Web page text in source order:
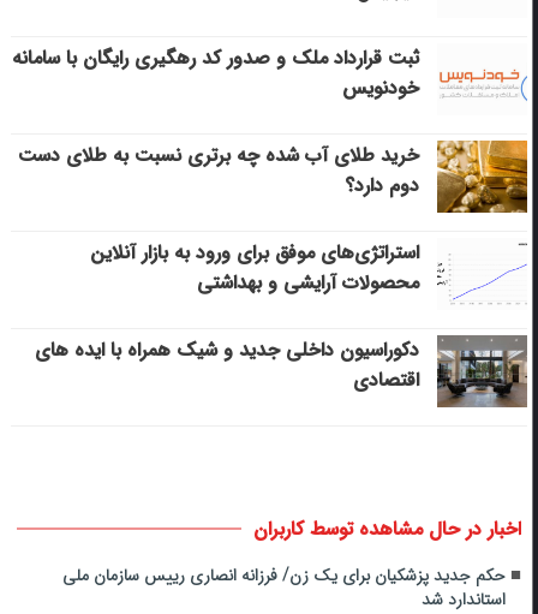
ثبت قرارداد ملک و صدور کد رهگیری رایگان با سامانه
خودنویس
خرید طلای آب شده چه برتری نسبت به طلای دست
دوم دارد؟
استراتژی‌های موفق برای ورود به بازار آنلاین
محصولات آرایشی و بهداشتی
دکوراسیون داخلی جدید و شیک همراه با ایده های
اقتصادی
اخبار در حال مشاهده توسط کاربران
حکم جدید پزشکیان برای یک زن/ فرزانه انصاری رییس سازمان ملی
استاندارد شد